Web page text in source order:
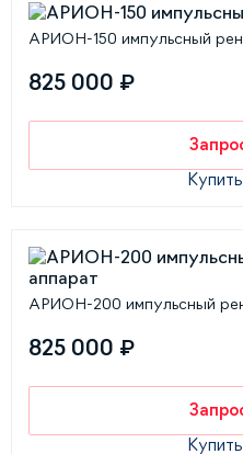
АРИОН-150 импульсный
825 000 ₽
АРИОН-200 импульсный
825 000 ₽